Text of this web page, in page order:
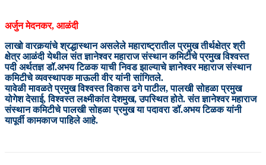
अर्जुन मेदनकर, आळंदी
लाखो वारकर्‍यांचे श्रद्धास्थान असलेले महाराष्ट्रातील प्रमुख तीर्थक्षेत्र श्री
क्षेत्र आळंदी येथील संत ज्ञानेश्वर महाराज संस्थान कमिटीचे प्रमुख विश्वस्त
पदी अर्थतज्ञ डॉ.अभय टिळक याची निवड झाल्याचे ज्ञानेश्वर महाराज संस्थान
कमिटीचे व्यवस्थापक माऊली वीर यांनी सांगितले.
यावेळी मावळते प्रमुख विश्वस्त विकास ढगे पाटील, पालखी सोहळा प्रमुख
योगेश देसाई, विश्वस्त लक्ष्मीकांत देशमुख, उपस्थित होते. संत ज्ञानेश्वर महाराज
संस्थान कमिटीचे पालखी सोहळा प्रमुख या पदावरा डॉ.अभय टिळक यांनी
यापूर्वी कामकाज पाहिले आहे.